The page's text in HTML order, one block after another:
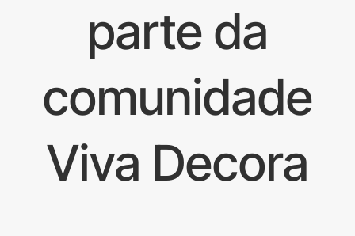
parte da
comunidade
Viva Decora